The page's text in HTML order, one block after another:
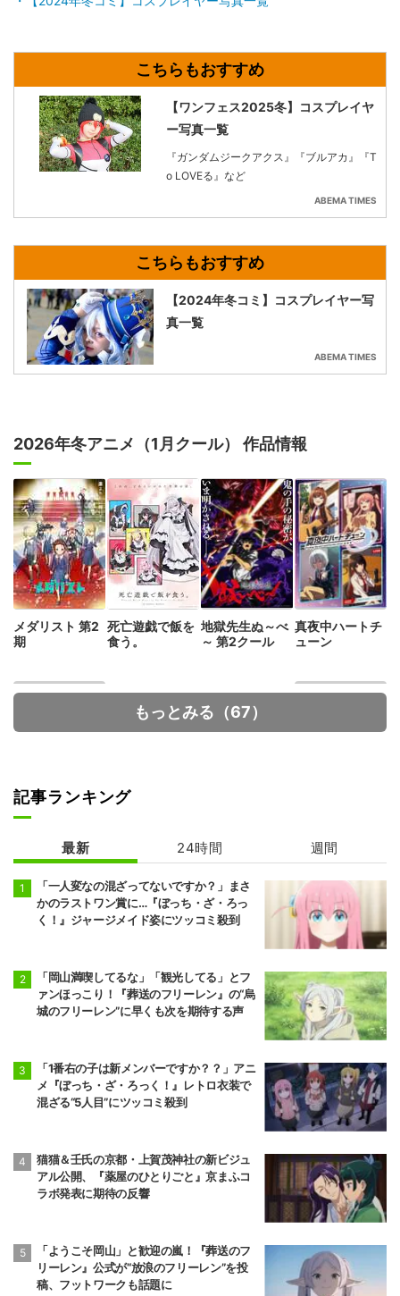
【ワンフェス2025冬】コスプレイヤ
ー写真一覧
『ガンダムジークアクス』『ブルアカ』『T
o LOVEる』など
ABEMA TIMES
【2024年冬コミ】コスプレイヤー写
真一覧
ABEMA TIMES
2026年冬アニメ（1月クール） 作品情報
メダリスト 第2
期
死亡遊戯で飯を
食う。
地獄先生ぬ～べ
～ 第2クール
真夜中ハートチ
ューン
見えている
ち！？
もっとみる（67）
記事ランキング
最新 24時間 週間
「一人変なの混ざってないですか？」まさ
かのラストワン賞に…『ぼっち・ざ・ろっ
く！』ジャージメイド姿にツッコミ殺到
「岡山満喫してるな」「観光してる」とフ
ァンほっこり！『葬送のフリーレン』の“烏
城のフリーレン”に早くも次を期待する声
「1番右の子は新メンバーですか？？」アニ
メ『ぼっち・ざ・ろっく！』レトロ衣装で
混ざる“5人目”にツッコミ殺到
猫猫＆壬氏の京都・上賀茂神社の新ビジュ
アル公開、『薬屋のひとりごと』京まふコ
ラボ発表に期待の反響
「ようこそ岡山」と歓迎の嵐！『葬送のフ
リーレン』公式が“放浪のフリーレン”を投
稿、フットワークも話題に